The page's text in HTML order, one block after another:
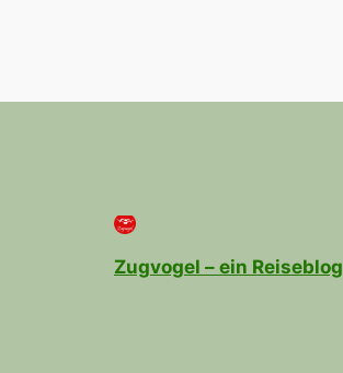
Zugvogel – ein Reiseblog